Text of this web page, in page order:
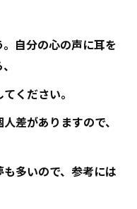
自分の心の声に耳を
ください。
差がありますので、
多いので、参考には